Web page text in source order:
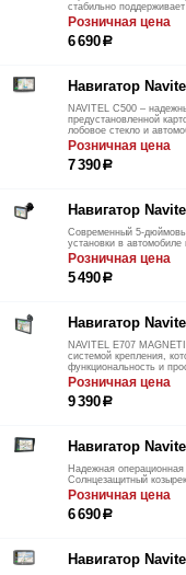
стабильно
Розничная цена
6 690р
Навигатор
NAVITEL C500 –
предустановленной
лобовое стекло и
Розничная цена
7 390р
Навигатор
Современный 5-
установки в автомобиле
Розничная цена
5 490р
Навигатор
NAVITEL E707
системой крепления,
функциональность и
Розничная цена
9 390р
Навигатор
Надежная
Солнцезащитный
Розничная цена
6 690р
Навигатор